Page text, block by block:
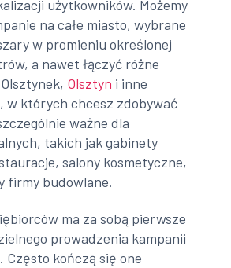
użytkowników. Możemy
na całe miasto, wybrane
w promieniu określonej
a nawet łączyć różne
Olsztyn i inne
w których chcesz zdobywać
ważne dla
takich jak gabinety
salony kosmetyczne,
firmy budowlane.
ma za sobą pierwsze
prowadzenia kampanii
Często kończą się one